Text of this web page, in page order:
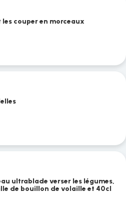
couper en morceaux
ultrablade verser les légumes,
de bouillon de volaille et 40cl